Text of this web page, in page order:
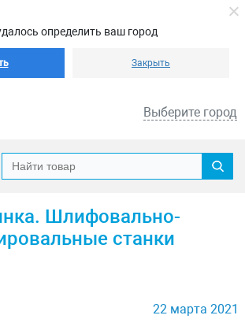
определить ваш город
Закрыть
Выберите город
Шлифовально-
станки
22 марта 2021